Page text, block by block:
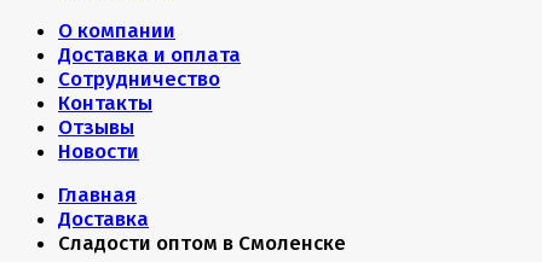
О компании
Доставка и оплата
Сотрудничество
Контакты
Отзывы
Новости
Главная
Доставка
Сладости оптом в Смоленске